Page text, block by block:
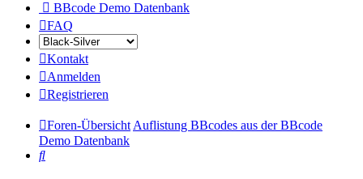
BBcode Demo Datenbank
FAQ
Kontakt
Anmelden
Registrieren
Foren-Übersicht Auflistung BBcodes aus der BBcode
Demo Datenbank
Suche